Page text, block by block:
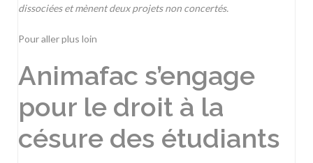
dissociées et mènent deux projets non concertés.
Pour aller plus loin
Animafac s’engage
pour le droit à la
césure des étudiants